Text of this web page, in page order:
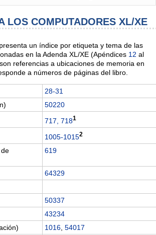
LOS COMPUTADORES XL/XE
un índice por etiqueta y tema de las
en la Adenda XL/XE (Apéndices 12 al
referencias a ubicaciones de memoria en
a números de páginas del libro.
28-31
50220
717, 7181
1005-10152
619
64329
50337
43234
1016 54017